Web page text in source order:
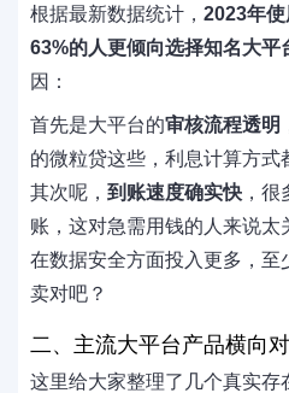
根据最新数据统计， 2023年使
63%的人更倾向选择知名大平
因：
首先是大平台的审核流程透明
的微粒贷这些，利息计算方式
其次呢， 到账速度确实快 ，
账，这对急需用钱的人来说太
在数据安全方面投入更多，至
卖对吧？
二、主流大平台产品横向
这里给大家整理了几个真实存